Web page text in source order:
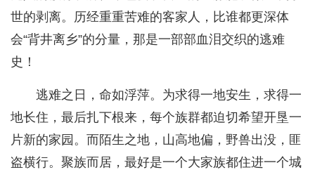
世的剥离。历经重重苦难的客家人，比谁都更深体
会“背井离乡”的分量，那是一部部血泪交织的逃难
史！
逃难之日，命如浮萍。为求得一地安生，求得一
地长住，最后扎下根来，每个族群都迫切希望开垦一
片新的家园。而陌生之地，山高地偏，野兽出没，匪
盗横行。聚族而居，最好是一个大家族都住进一个城